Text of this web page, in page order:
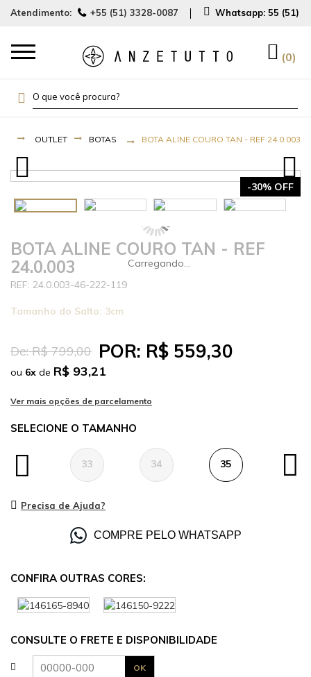
Atendimento: +55 (51) 3328-0087 Whatsapp: 55 (51)
0
OUTLET BOTAS BOTA ALINE COURO TAN - REF 24.0.003
-30% OFF
BOTA ALINE COURO TAN - REF
24.0.003
24.0.003-46-222-119
Tamanho do Salto: 3cm
De:R$ 799,00 POR: R$ 559,30
ou 6x de R$ 93,21
TAMANHO
33 34 35
Precisa de Ajuda?
COMPRE PELO WHATSAPP
CONFIRA OUTRAS CORES:
CONSULTE O FRETE E DISPONIBILIDADE